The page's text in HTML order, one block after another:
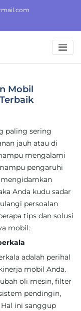
Mobil
paling sering
jauh atau di
mengalami
pengaruhi
Anda kudu sadar
persoalan
tips dan solusi
mobil:
adalah perihal
mobil Anda.
oli mesin, filter
pendingin,
ini sanggup